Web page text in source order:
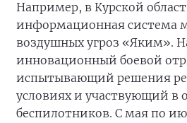
Например, в Курской
информационная система
воздушных угроз «Яким».
инновационный боевой
испытывающий решения
условиях и участвующий в
беспилотников. С мая по